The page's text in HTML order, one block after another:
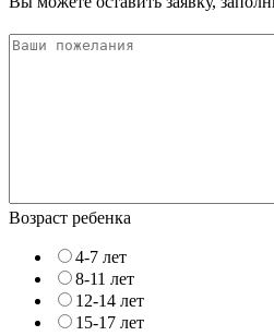
Возраст ребенка
4-7 лет
8-11 лет
12-14 лет
15-17 лет